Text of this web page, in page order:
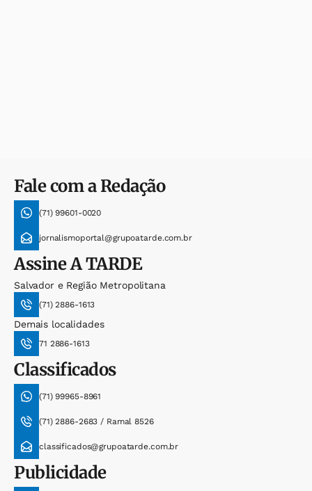
Fale com a Redação
(71) 99601-0020
jornalismoportal@grupoatarde.com.br
AssineA TARDE
Salvador e Região Metropolitana
(71) 2886-1613
Demais localidades
71 2886-1613
Classificados
(71) 99965-8961
(71) 2886-2683 / Ramal 8526
classificados@grupoatarde.com.br
Publicidade